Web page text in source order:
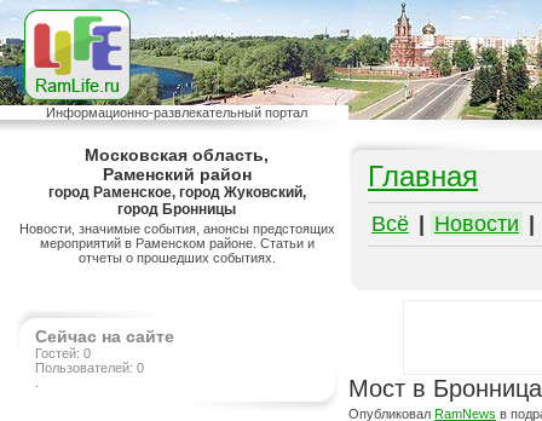
Информационно-развлекательный портал
Московская область,
Раменский район
город Раменское, город Жуковский,
город Бронницы
Новости, значимые события, анонсы предстоящих
мероприятий в Раменском районе. Статьи и
отчеты о прошедших событиях.
Сейчас на сайте
Гостей: 0
Пользователей: 0
Главная
Всё Новости
Мост в
Опубликовал RamNews в